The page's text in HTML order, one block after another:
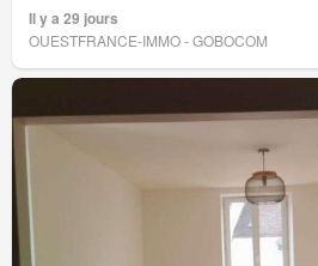
Il y a 29 jours
OUESTFRANCE-IMMO - GOBOCOM